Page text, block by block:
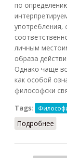
по
употребления,
личным
образа
Однако чаще
как особой
философски
Tags:
Подробнее